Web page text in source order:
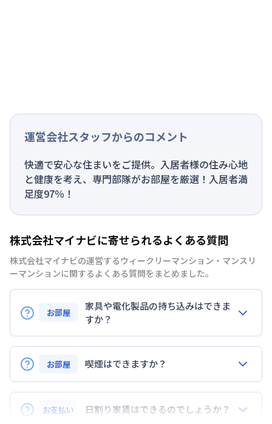
運営会社スタッフからのコメント
快適で安心な住まいをご提供。入居者様の住み心地
と健康を考え、専門部隊がお部屋を厳選！入居者満
足度97％！
株式会社マイナビに寄せられるよくある質問
株式会社マイナビの運営するウィークリーマンション・マンスリ
ーマンションに関するよくある質問をまとめました。
お部屋
家具や電化製品の持ち込みはできま
すか？
お持ち込みいただけます。
ただし、標準設備として部屋に備え付けの家具・家電
以外の扱いについては当社では責任を負いかねます。
あらかじめご了承ください。
また、お持ち込みいただいた家具や家電はご退去時に
ご自身で撤去をお願いします。
お部屋 喫煙はできますか？
弊社が取扱うお部屋はすべて禁煙でございます。
お支払い 日割り家賃はできるのでしょうか？